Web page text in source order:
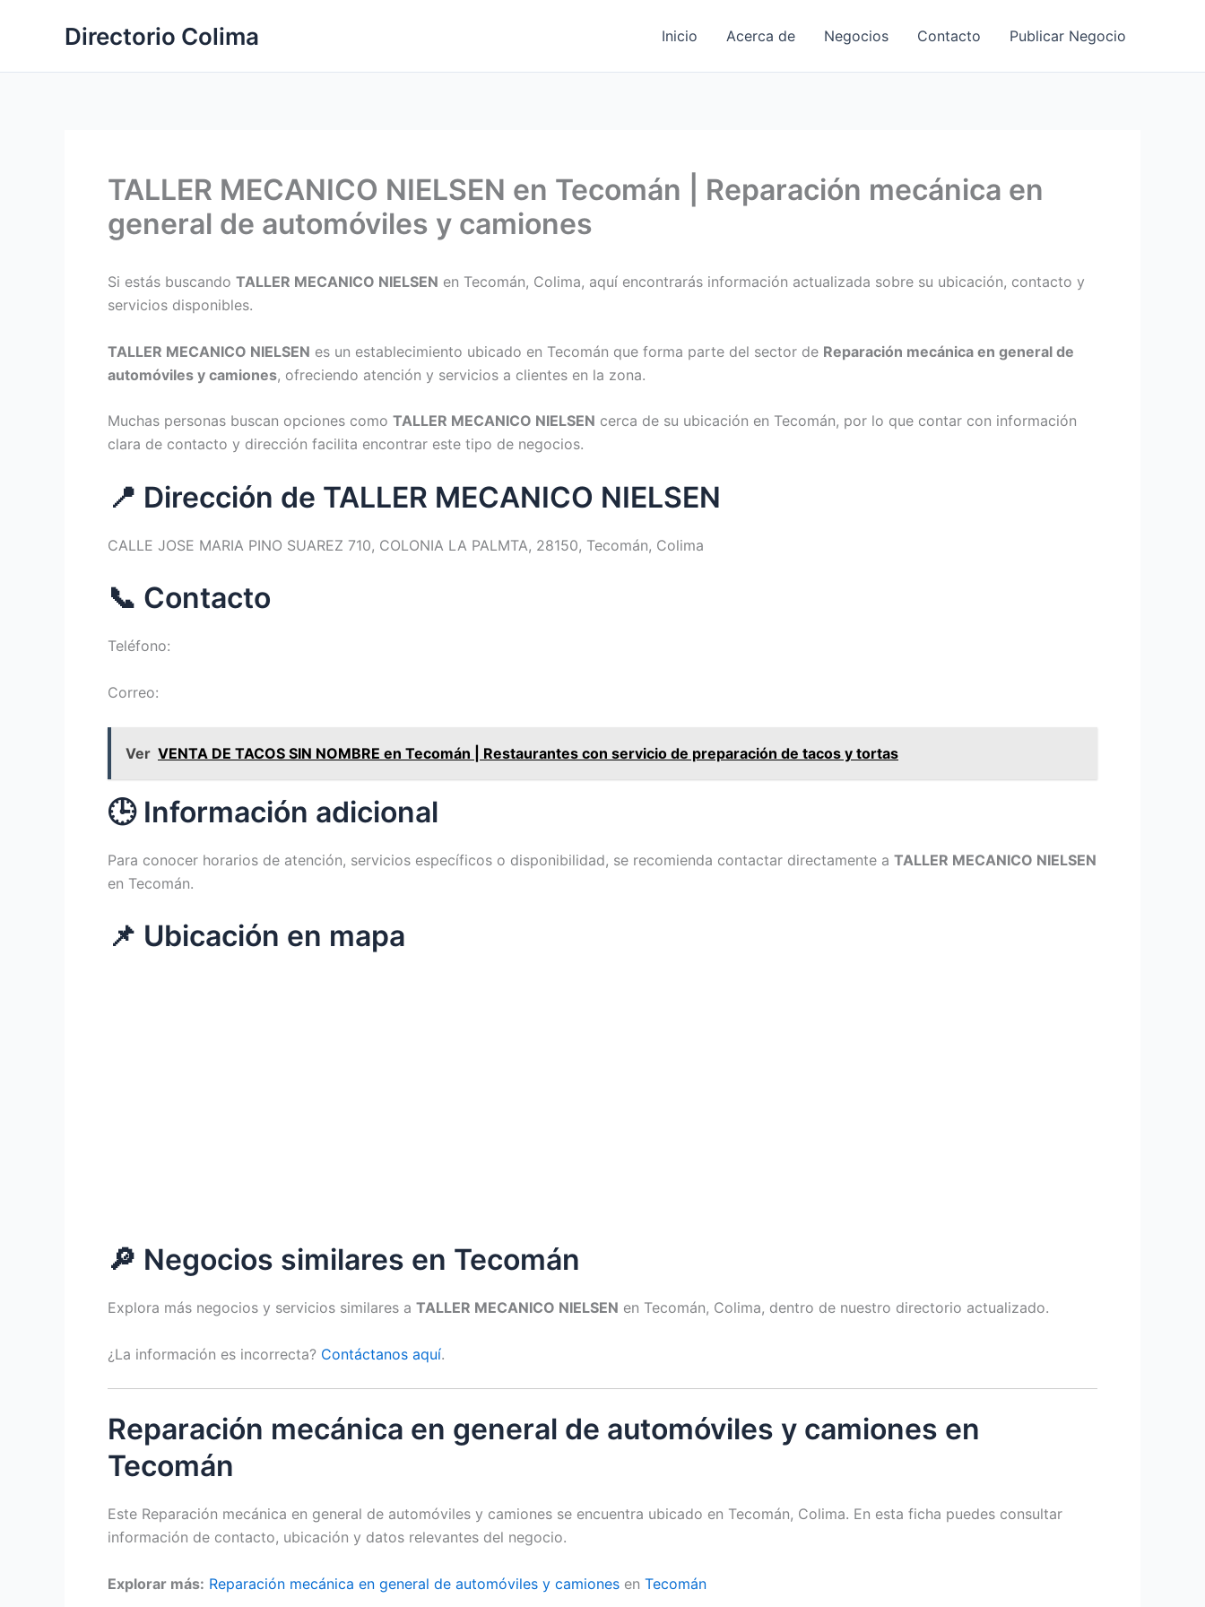
Directorio Colima Inicio Acerca de Negocios Contacto Publicar Negocio
TALLER MECANICO NIELSEN en Tecomán | Reparación mecánica en
general de automóviles y camiones
Si estás buscando TALLER MECANICO NIELSEN en Tecomán, Colima, aquí encontrarás información actualizada sobre su ubicación, contacto y
servicios disponibles.
TALLER MECANICO NIELSEN es un establecimiento ubicado en Tecomán que forma parte del sector de Reparación mecánica en general de
automóviles y camiones, ofreciendo atención y servicios a clientes en la zona.
Muchas personas buscan opciones como TALLER MECANICO NIELSEN cerca de su ubicación en Tecomán, por lo que contar con información
clara de contacto y dirección facilita encontrar este tipo de negocios.
📍 Dirección de TALLER MECANICO NIELSEN
CALLE JOSE MARIA PINO SUAREZ 710, COLONIA LA PALMTA, 28150, Tecomán, Colima
📞 Contacto
Teléfono:
Correo:
Ver VENTA DE TACOS SIN NOMBRE en Tecomán | Restaurantes con servicio de preparación de tacos y tortas
🕒 Información adicional
Para conocer horarios de atención, servicios específicos o disponibilidad, se recomienda contactar directamente a TALLER MECANICO NIELSEN
en Tecomán.
📌 Ubicación en mapa
🔎 Negocios similares en Tecomán
Explora más negocios y servicios similares a TALLER MECANICO NIELSEN en Tecomán, Colima, dentro de nuestro directorio actualizado.
¿La información es incorrecta? Contáctanos aquí.
Reparación mecánica en general de automóviles y camiones en
Tecomán
Este Reparación mecánica en general de automóviles y camiones se encuentra ubicado en Tecomán, Colima. En esta ficha puedes consultar
información de contacto, ubicación y datos relevantes del negocio.
Explorar más: Reparación mecánica en general de automóviles y camiones en Tecomán